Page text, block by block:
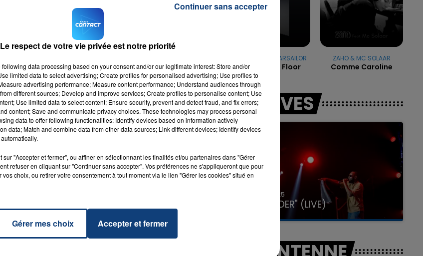
16h00 - 20h00
LA TEAM DU WEEK-END
7h00 - 12h00
LA TEAM DU WEEK-END
petit ocelot. Né le 30 mai dernier, le petit est
non visible du public. Dans quinze jours aura
s’il s’agit d’un mâle ou d’une femelle et lui
RADIO CONTACT
OFENBACH & STARSAILOR
Four To The Floor
ZAHO & MC SOLAAR
Comme Caroline
LES LIVES
31 janvier 2025
GIMS "SPIDER" (LIVE)
Le respect de votre vie privée est notre priorité
following data processing based on your consent and/or our legitimate interest: Store and/or
limited data to select advertising; Create profiles for personalised advertising; Use profiles to
advertising performance; Measure content performance; Understand audiences through
different sources; Develop and improve services; Create profiles to personalise content; Use
Use limited data to select content; Ensure security, prevent and detect fraud, and fix errors;
content; Save and communicate privacy choices. These technologies may process personal
data to offer following functionalities: Identify devices based on information actively
data; Match and combine data from other data sources; Link different devices; Identify devices
"Accepter et fermer", ou affiner en sélectionnant les finalités et/ou partenaires dans "Gérer
refuser en cliquant sur "Continuer sans accepter". Vos préférences ne s'appliqueront que pour
vos choix, ou retirer votre consentement à tout moment via le lien "Gérer les cookies" situé en
Gérer mes choix Accepter et fermer
Continuer sans accepter